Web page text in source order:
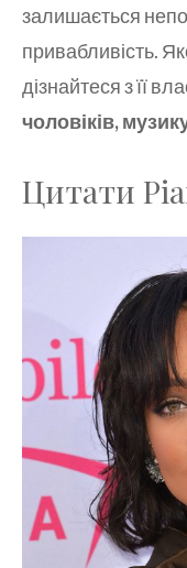
залишається
привабливість.
дізнайтеся з її
чоловіків,
Цитати